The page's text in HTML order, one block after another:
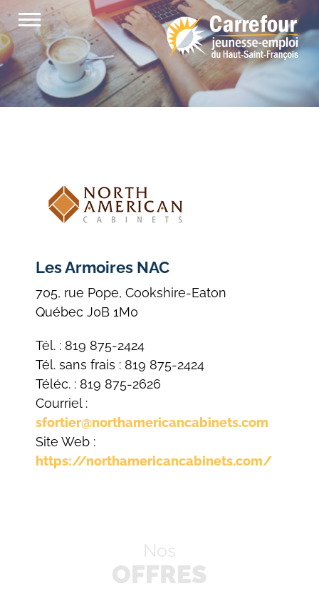
Passer
au
contenu
Les Armoires NAC
705, rue Pope, Cookshire-Eaton
Québec J0B 1M0
Tél. : 819 875-2424
Tél. sans frais : 819 875-2424
Téléc. : 819 875-2626
Courriel :
sfortier@northamericancabinets.com
Site Web :
https://northamericancabinets.com/
Nos
OFFRES